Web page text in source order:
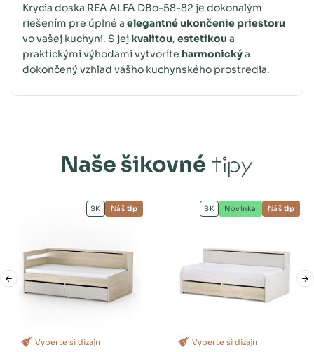
Krycia doska REA ALFA DBo-58-82 je dokonalým
riešením pre úplné a elegantné ukončenie priestoru
vo vašej kuchyni. S jej kvalitou, estetikou a
praktickými výhodami vytvoríte harmonickýa
dokončený vzhľad vášho kuchynského prostredia.
Naše šikovné tipy
Vyberte si dizajn
SK Náš tip
Vyberte si dizajn
SK Novinka Náš tip